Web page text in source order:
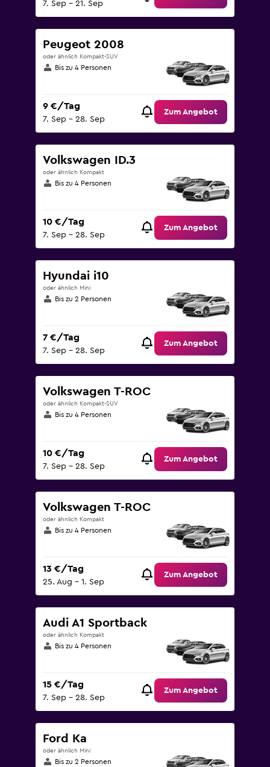
7. Sep – 21. Sep
Peugeot 2008
oder ähnlich Kompakt-SUV
Bis zu 4 Personen
9 €/Tag
7. Sep – 28. Sep
Zum Angebot
Volkswagen ID.3
oder ähnlich Kompakt
Bis zu 4 Personen
10 €/Tag
7. Sep – 28. Sep
Zum Angebot
Hyundai i10
oder ähnlich Mini
Bis zu 2 Personen
7 €/Tag
7. Sep – 28. Sep
Zum Angebot
Volkswagen T-ROC
oder ähnlich Kompakt-SUV
Bis zu 4 Personen
10 €/Tag
7. Sep – 28. Sep
Zum Angebot
Volkswagen T-ROC
oder ähnlich Kompakt
Bis zu 4 Personen
13 €/Tag
25. Aug – 1. Sep
Zum Angebot
Audi A1 Sportback
oder ähnlich Kompakt
Bis zu 4 Personen
15 €/Tag
7. Sep – 28. Sep
Zum Angebot
Ford Ka
oder ähnlich Mini
Bis zu 2 Personen